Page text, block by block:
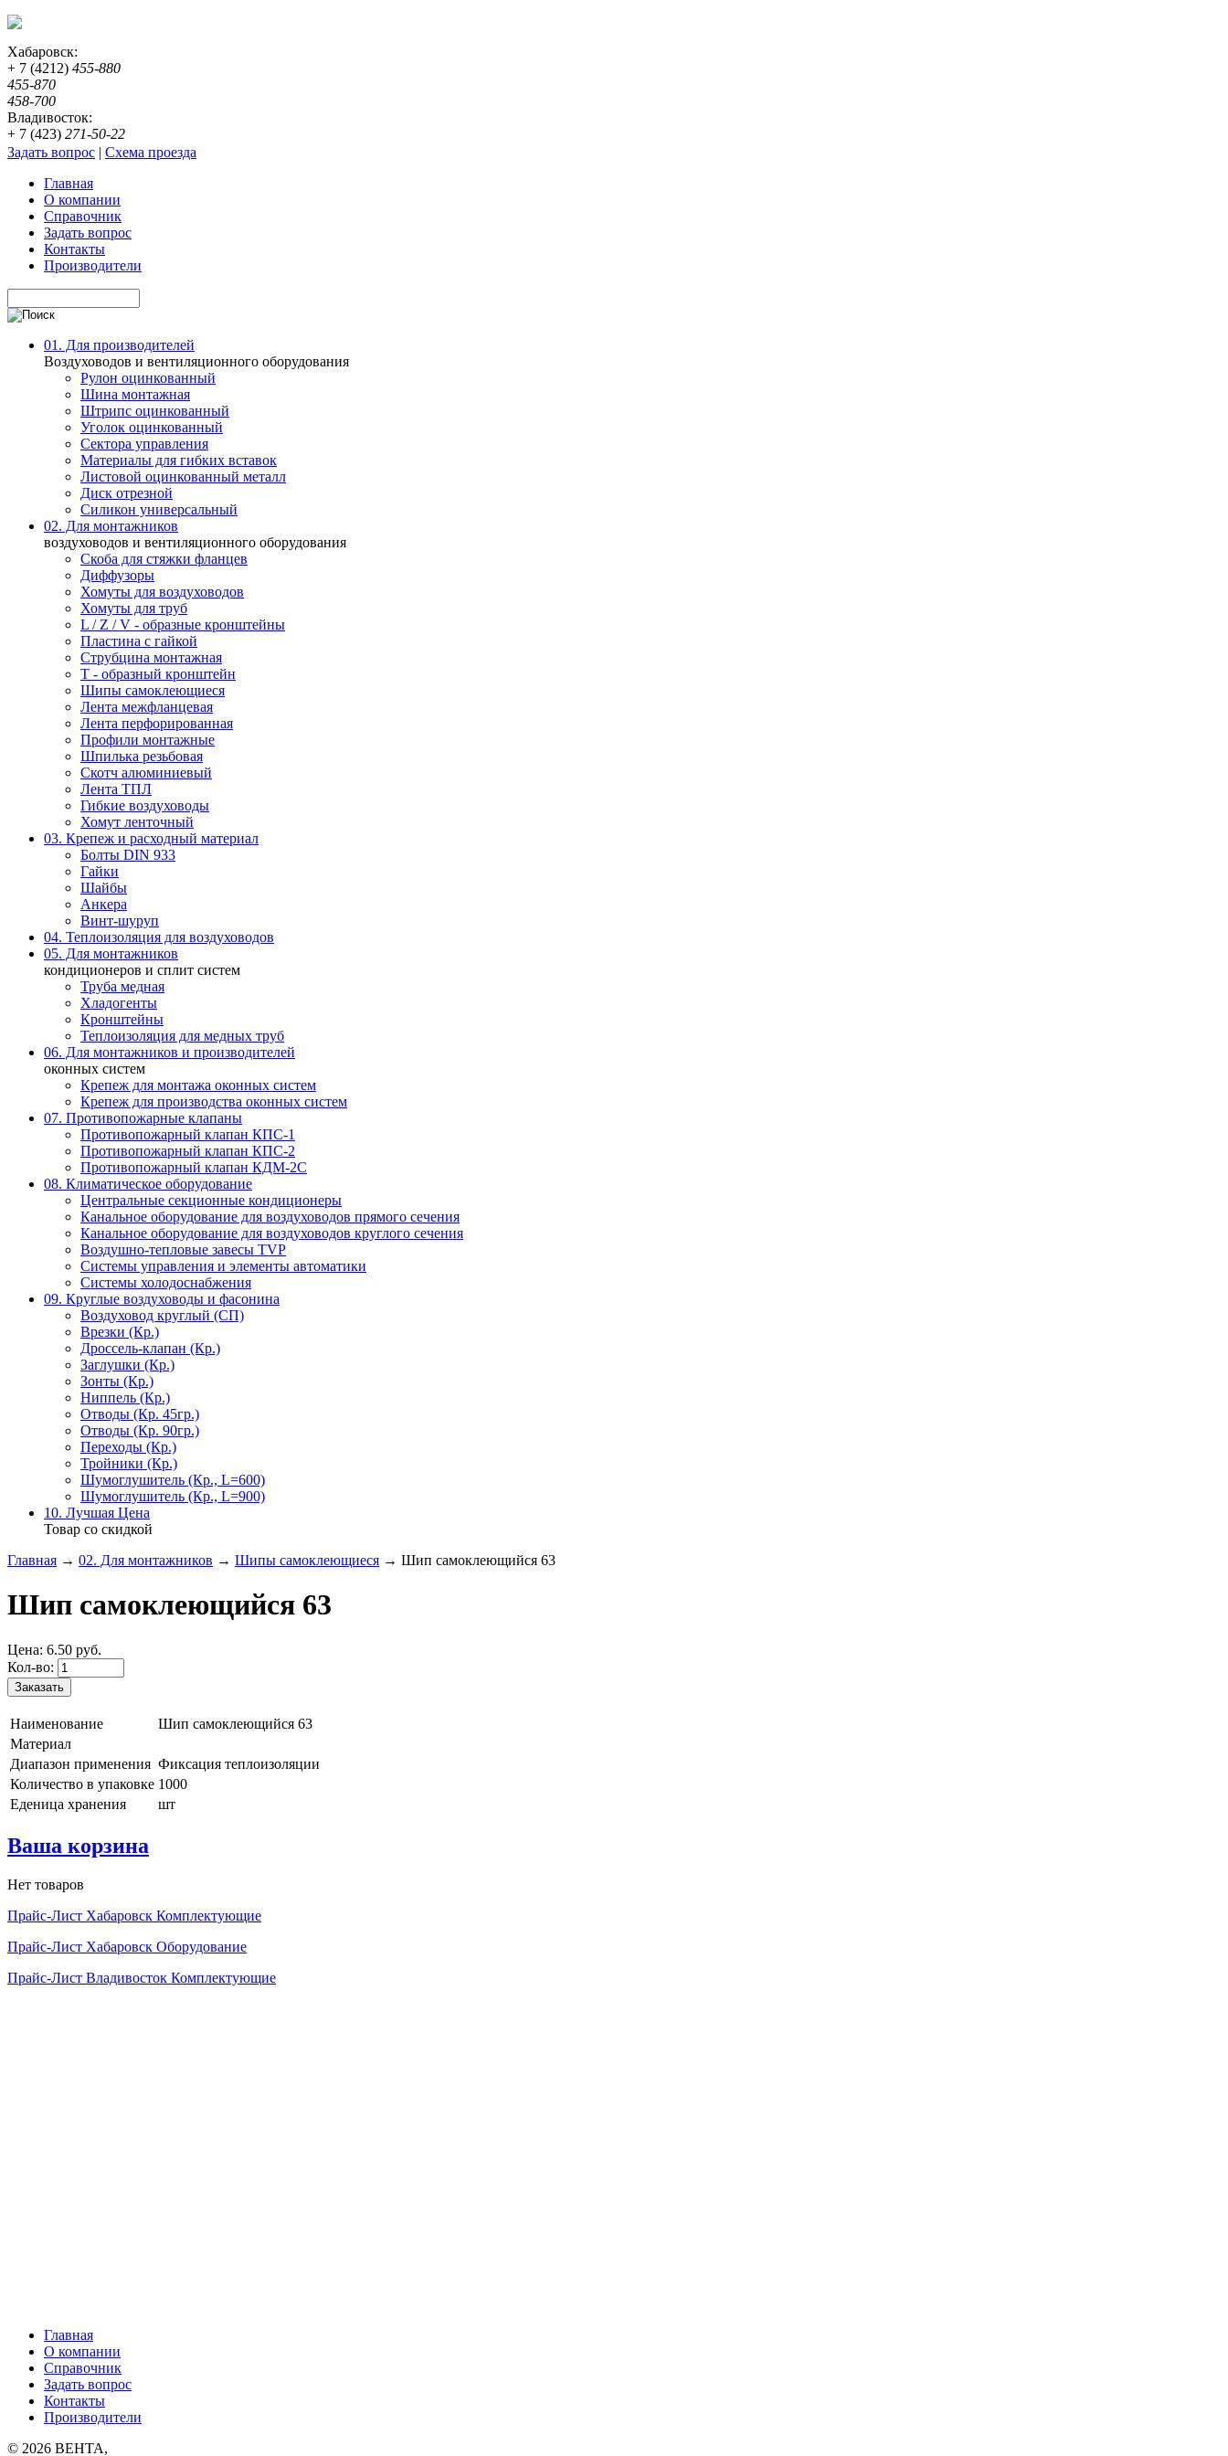
Хабаровск:
+ 7 (4212) 455-880
455-870
458-700
Владивосток:
+ 7 (423) 271-50-22
Задать вопрос | Схема проезда
Главная
О компании
Справочник
Задать вопрос
Контакты
Производители
01. Для производителей
Воздуховодов и вентиляционного оборудования
Рулон оцинкованный
Шина монтажная
Штрипс оцинкованный
Уголок оцинкованный
Сектора управления
Материалы для гибких вставок
Листовой оцинкованный металл
Диск отрезной
Силикон универсальный
02. Для монтажников
воздуховодов и вентиляционного оборудования
Скоба для стяжки фланцев
Диффузоры
Хомуты для воздуховодов
Хомуты для труб
L / Z / V - образные кронштейны
Пластина с гайкой
Струбцина монтажная
Т - образный кронштейн
Шипы самоклеющиеся
Лента межфланцевая
Лента перфорированная
Профили монтажные
Шпилька резьбовая
Скотч алюминиевый
Лента ТПЛ
Гибкие воздуховоды
Хомут ленточный
03. Крепеж и расходный материал
Болты DIN 933
Гайки
Шайбы
Анкера
Винт-шуруп
04. Теплоизоляция для воздуховодов
05. Для монтажников
кондиционеров и сплит систем
Труба медная
Хладогенты
Кронштейны
Теплоизоляция для медных труб
06. Для монтажников и производителей
оконных систем
Крепеж для монтажа оконных систем
Крепеж для производства оконных систем
07. Противопожарные клапаны
Противопожарный клапан КПС-1
Противопожарный клапан КПС-2
Противопожарный клапан КДМ-2С
08. Климатическое оборудование
Центральные секционные кондиционеры
Канальное оборудование для воздуховодов прямого сечения
Канальное оборудование для воздуховодов круглого сечения
Воздушно-тепловые завесы TVP
Системы управления и элементы автоматики
Системы холодоснабжения
09. Круглые воздуховоды и фасонина
Воздуховод круглый (СП)
Врезки (Кр.)
Дроссель-клапан (Кр.)
Заглушки (Кр.)
Зонты (Кр.)
Ниппель (Кр.)
Отводы (Кр. 45гр.)
Отводы (Кр. 90гр.)
Переходы (Кр.)
Тройники (Кр.)
Шумоглушитель (Кр., L=600)
Шумоглушитель (Кр., L=900)
10. Лучшая Цена
Товар со скидкой
Главная → 02. Для монтажников → Шипы самоклеющиеся → Шип самоклеющийся 63
Шип самоклеющийся 63
Цена: 6.50 руб.
Кол-во:
Наименование
Шип самоклеющийся 63
Материал
Диапазон применения Фиксация теплоизоляции
Количество в упаковке 1000
Еденица хранения
шт
Ваша корзина
Нет товаров
Прайс-Лист Хабаровск Комплектующие
Прайс-Лист Хабаровск Оборудование
Прайс-Лист Владивосток Комплектующие
Главная
О компании
Справочник
Задать вопрос
Контакты
Производители
© 2026 ВЕНТА,